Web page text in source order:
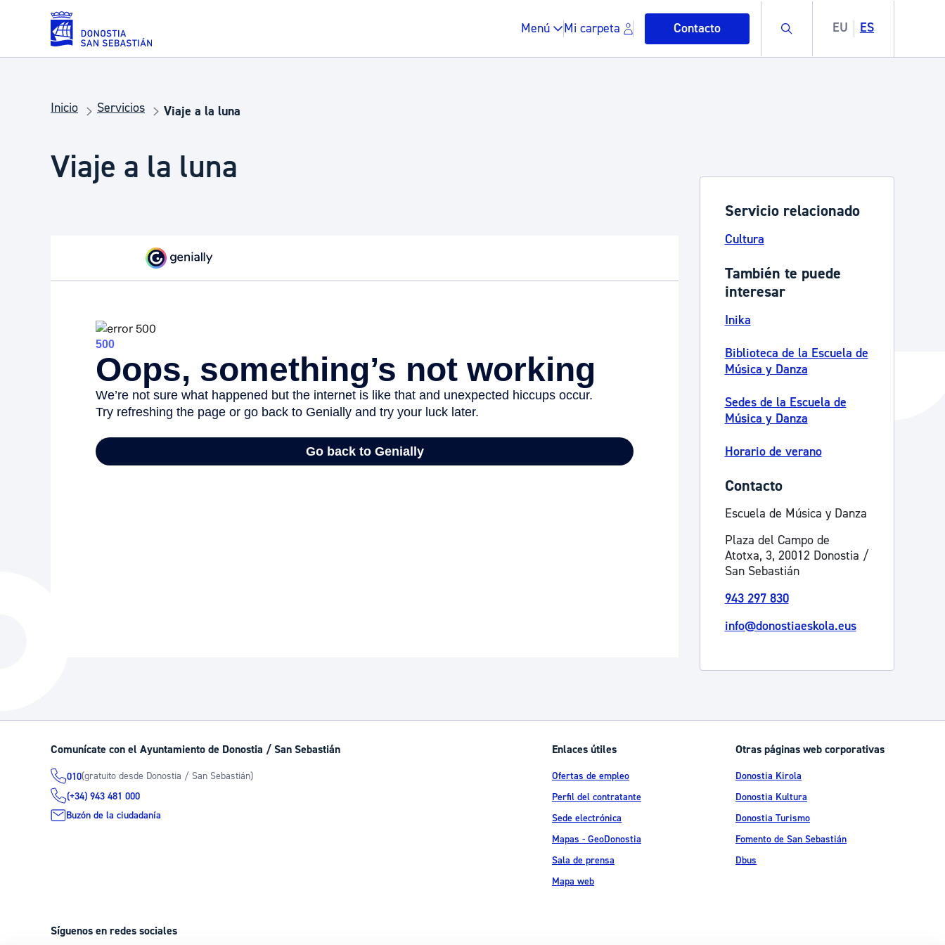
Saltar al contenido principal
Menú Mi carpeta Contacto Buscar EU ES
Servicios
Padrón y asuntos personales
Movilidad
Seguridad ciudadana y emergencias
Salud Pública, animales y consumo Desarrollo económico y empleo
Igualdad, Derechos Humanos y convivencia
La ciudad futura
Agenda cultural
Portal de transparencia
Inicio Servicios Viaje a la luna
Viaje a la luna
Servicio relacionado
Cultura
También te puede
interesar
Inika
Biblioteca de la Escuela de
Música y Danza
Sedes de la Escuela de
Música y Danza
Horario de verano
Contacto
Escuela de Música y Danza
Plaza del Campo de
Atotxa, 3, 20012 Donostia /
San Sebastián
943 297 830
info@donostiaeskola.eus
Comunícate con el Ayuntamiento de Donostia / San Sebastián
010(gratuito desde Donostia / San Sebastián)
(+34) 943 481 000
Buzón de la ciudadanía
Enlaces útiles
Ofertas de empleo
Perfil del contratante
Sede electrónica
Mapas - GeoDonostia
Sala de prensa
Mapa web
Otras páginas web corporativas
Donostia Kirola
Donostia Kultura
Donostia Turismo
Fomento de San Sebastián
Dbus
Síguenos en redes sociales